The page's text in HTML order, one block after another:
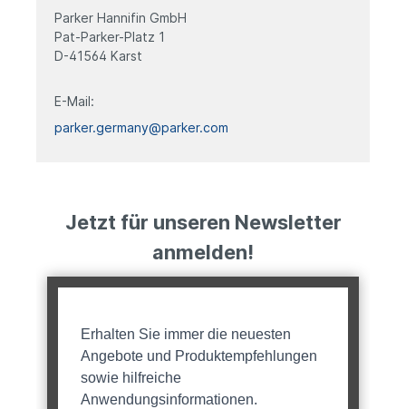
Parker Hannifin GmbH
Pat-Parker-Platz 1
D-41564 Karst
E-Mail:
parker.germany@parker.com
Jetzt für unseren Newsletter
anmelden!
Erhalten Sie immer die neuesten
Angebote und Produktempfehlungen
sowie hilfreiche
Anwendungsinformationen.